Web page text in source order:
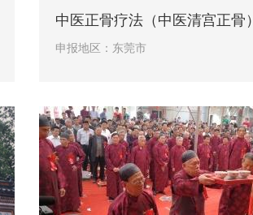
中医正骨疗法（中医清宫正骨）
申报地区： 东莞市